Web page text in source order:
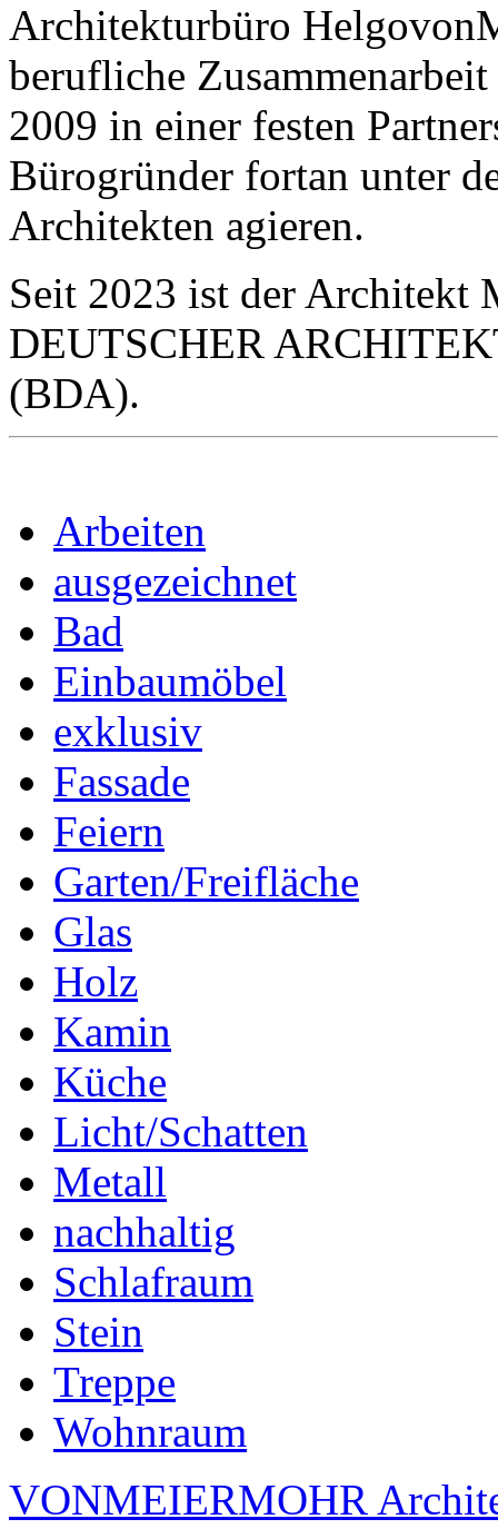
Architekturbüro
berufliche
2009 in einer festen
Bürogründer fortan unter
Architekten agieren.
Seit 2023 ist der
DEUTSCHER
(BDA).
Arbeiten
ausgezeichnet
Bad
Einbaumöbel
exklusiv
Fassade
Feiern
Garten/Freifläche
Glas
Holz
Kamin
Küche
Licht/Schatten
Metall
nachhaltig
Schlafraum
Stein
Treppe
Wohnraum
VONMEIERMOHR